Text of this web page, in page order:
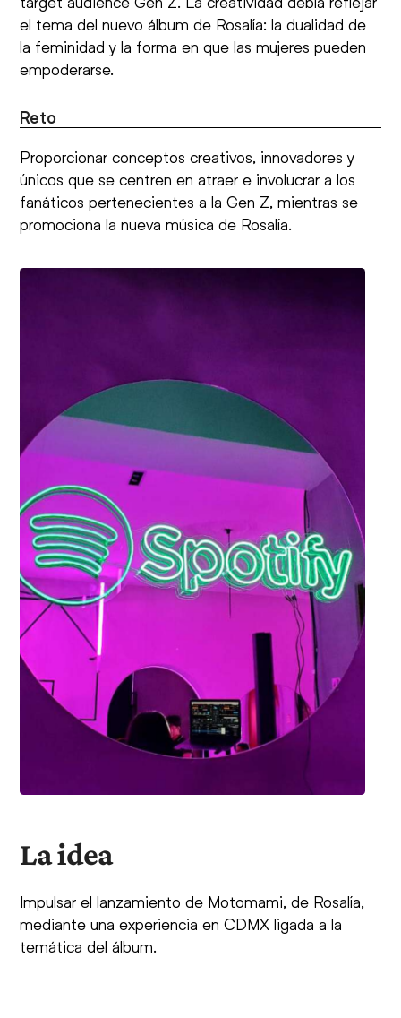
el tema del nuevo álbum de Rosalía: la dualidad de
la feminidad y la forma en que las mujeres pueden
empoderarse.
Reto
Proporcionar conceptos creativos, innovadores y
únicos que se centren en atraer e involucrar a los
fanáticos pertenecientes a la Gen Z, mientras se
promociona la nueva música de Rosalía.
La idea
Impulsar el lanzamiento de Motomami, de Rosalía,
mediante una experiencia en CDMX ligada a la
temática del álbum.